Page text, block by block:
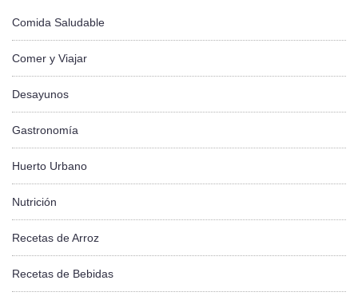
Comida Saludable
Comer y Viajar
Desayunos
Gastronomía
Huerto Urbano
Nutrición
Recetas de Arroz
Recetas de Bebidas